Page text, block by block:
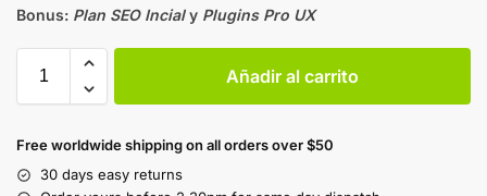
Bonus: Plan SEO Incialy Plugins Pro UX
Añadir al carrito
Free worldwide shipping on all orders over $50
30 days easy returns